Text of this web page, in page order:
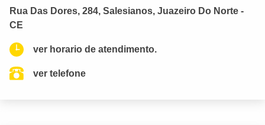
Rua Das Dores, 284, Salesianos, Juazeiro Do Norte -
CE
ver horario de atendimento.
ver telefone